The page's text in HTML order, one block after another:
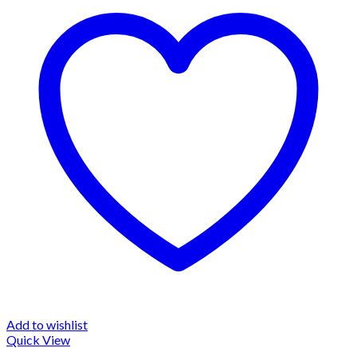
Add to wishlist
Quick View